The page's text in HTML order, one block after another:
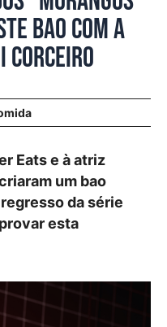
bao com a
Corceiro
Eats e à atriz
um bao
da série
esta